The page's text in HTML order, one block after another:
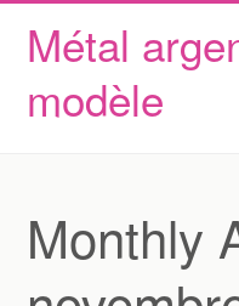
Métal
modèle
Skip to content
Accueil
Conditions d’utilisation
Monthly